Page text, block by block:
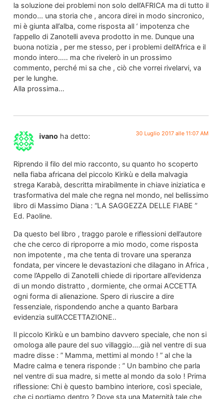
la soluzione dei problemi non solo dell’AFRICA ma di tutto il
mondo… una storia che , ancora direi in modo sincronico,
mi è giunta all’alba, come risposta all ‘ impotenza che
l’appello di Zanotelli aveva prodotto in me. Dunque una
buona notizia , per me stesso, per i problemi dell’Africa e il
mondo intero….. ma che rivelerò in un prossimo
commento, perché mi sa che , ciò che vorrei rivelarvi, va
per le lunghe.
Alla prossima…
ivano ha detto: 30 Luglio 2017 alle 11:07 AM
Riprendo il filo del mio racconto, su quanto ho scoperto
nella fiaba africana del piccolo Kirikù e della malvagia
strega Karabà, descritta mirabilmente in chiave iniziatica e
trasformativa del male che regna nel mondo, nel bellissimo
libro di Massimo Diana : “LA SAGGEZZA DELLE FIABE ”
Ed. Paoline.
Da questo bel libro , traggo parole e riflessioni dell’autore
che che cerco di riproporre a mio modo, come risposta
non impotente , ma che tenta di trovare una speranza
fondata, per vincere le devastazioni che dilagano in Africa ,
come l’Appello di Zanotelli chiede di riportare all’evidenza
di un mondo distratto , dormiente, che ormai ACCETTA
ogni forma di alienazione. Spero di riuscire a dire
l’essenziale, rispondendo anche a quanto Barbara
evidenzia sull’ACCETTAZIONE..
Il piccolo Kirikù e un bambino davvero speciale, che non si
omologa alle paure del suo villaggio….già nel ventre di sua
madre disse : ” Mamma, mettimi al mondo ! ” al che la
Madre calma e tenera risponde : ” Un bambino che parla
nel ventre di sua madre, si mette al mondo da solo ! Prima
riflessione: Chi è questo bambino interiore, così speciale,
che ci portiamo dentro ? Dove sta una Maternità tale che